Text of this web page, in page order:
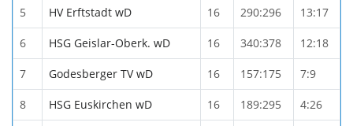
5 HV Erftstadt wD 16 290:296 13:17
6 HSG Geislar-Oberk. wD 16 340:378 12:18
7 Godesberger TV wD 16 157:175 7:9
8 HSG Euskirchen wD 16 189:295 4:26